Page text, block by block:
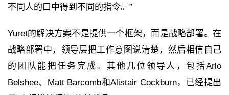
不同人的口中得到不同的指令。”
Yuret的解决方案不是提供一个框架，而是战略部署。在
战略部署中，领导层把工作意图说清楚，然后相信自己
的团队能把任务完成。其他几位领导人，包括Arlo
Belshee、Matt Barcomb和Alistair Cockburn，已经提出